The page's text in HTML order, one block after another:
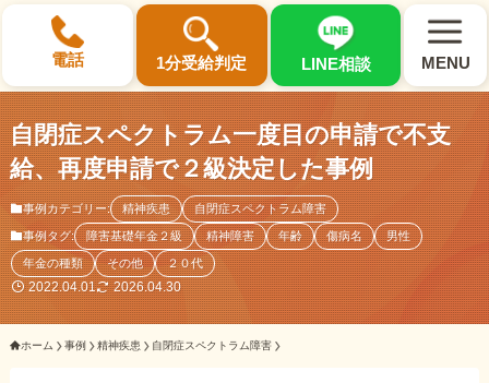
電話 1分受給判定 LINE相談 MENU
×
選ばれる3つの理由
初回相談料0円・受給後報酬型
サポート料金について
自閉症スペクトラム一度目の申請で不支
給、再度申請で２級決定した事例
事例カテゴリー: 精神疾患 自閉症スペクトラム障害
事例タグ: 障害基礎年金２級 精神障害 年齢 傷病名 男性
年金の種類 その他 ２０代
2022.04.01 2026.04.30
ホーム 事例 精神疾患 自閉症スペクトラム障害